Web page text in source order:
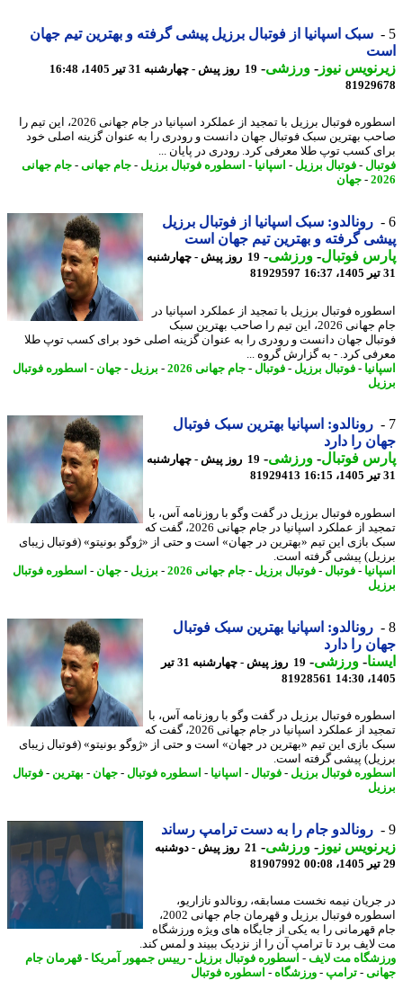
سبک اسپانیا از فوتبال برزیل پیشی گرفته و بهترین تیم جهان
نیوز-ورزشی-19 روز پیش - چهارشنبه 31 تیر 1405، 16:48
اسطوره فوتبال برزیل با تمجید از عملکرد اسپانیا در جام جهانی 2026، این تیم را
بهترین سبک فوتبال جهان دانست و رودری را به عنوان گزینه اصلی خود
کسب توپ طلا معرفی کرد. رودری در پایان ...
-فوتبال برزیل - اسپانیا-اسطوره فوتبال برزیل - جام جهانی-جام جهانی
-جهان
رونالدو: سبک اسپانیا از فوتبال برزیل
گرفته و بهترین تیم جهان است
فوتبال-ورزشی-
19 روز پیش - چهارشنبه
81929597
فوتبال برزیل با تمجید از عملکرد اسپانیا در
جام جهانی 2026، این تیم را صاحب بهترین سبک
جهان دانست و رودری را به عنوان گزینه اصلی خود برای کسب توپ طلا
کرد. - به گزارش گروه ...
-فوتبال برزیل - فوتبال-جام جهانی 2026 -برزیل - جهان-اسطوره فوتبال
رونالدو: اسپانیا بهترین سبک فوتبال
را دارد
فوتبال-ورزشی-
19 روز پیش - چهارشنبه
81929413
فوتبال برزیل در گفت وگو با روزنامه آس، با
تمجید از عملکرد اسپانیا در جام جهانی 2026، گفت که
بازی این تیم «بهترین در جهان» است و حتی از «ژوگو بونیتو» (فوتبال زیبای
پیشی گرفته است.
-فوتبال-فوتبال برزیل - جام جهانی 2026 -برزیل - جهان-اسطوره فوتبال
رونالدو: اسپانیا بهترین سبک فوتبال
را دارد
-ورزشی-
19 روز پیش - چهارشنبه 31 تیر
81928561
فوتبال برزیل در گفت وگو با روزنامه آس، با
تمجید از عملکرد اسپانیا در جام جهانی 2026، گفت که
بازی این تیم «بهترین در جهان» است و حتی از «ژوگو بونیتو» (فوتبال زیبای
پیشی گرفته است.
فوتبال برزیل - فوتبال-اسپانیا-اسطوره فوتبال-جهان-بهترین- فوتبال
رونالدو جام را به دست ترامپ رساند
نیوز-ورزشی-
21 روز پیش - دوشنبه
81907992
نیمه نخست مسابقه، رونالدو نازاریو،
اسطوره فوتبال برزیل و قهرمان جام جهانی 2002،
قهرمانی را به یکی از جایگاه های ویژه ورزشگاه
برد تا ترامپ آن را از نزدیک ببیند و لمس کند.
مت لایف -اسطوره فوتبال برزیل - رییس جمهور آمریکا- قهرمان جام
-ترامپ -ورزشگاه-اسطوره فوتبال